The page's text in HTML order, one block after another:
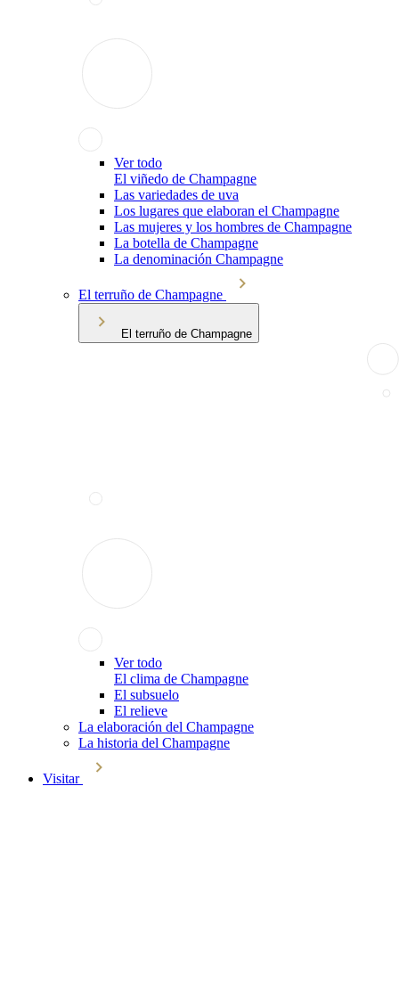
Ver todo
El viñedo de Champagne
Las variedades de uva
Los lugares que elaboran el Champagne
Las mujeres y los hombres de Champagne
La botella de Champagne
La denominación Champagne
El terruño de Champagne
El terruño de Champagne
Ver todo
El clima de Champagne
El subsuelo
El relieve
La elaboración del Champagne
La historia del Champagne
Visitar